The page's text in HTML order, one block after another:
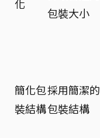
化
包裝大小
簡化包
裝結構
採用簡潔的
包裝結構